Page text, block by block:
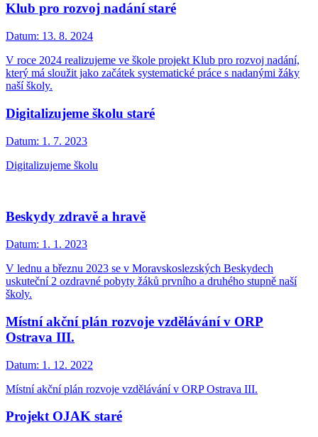
Klub pro rozvoj nadání staré
Datum: 13. 8. 2024
V roce 2024 realizujeme ve škole projekt Klub pro rozvoj nadání,
který má sloužit jako začátek systematické práce s nadanými žáky
naší školy.
Digitalizujeme školu staré
Datum: 1. 7. 2023
Digitalizujeme školu
Beskydy zdravě a hravě
Datum: 1. 1. 2023
V lednu a březnu 2023 se v Moravskoslezských Beskydech
uskuteční 2 ozdravné pobyty žáků prvního a druhého stupně naší
školy.
Místní akční plán rozvoje vzdělávání v ORP
Ostrava III.
Datum: 1. 12. 2022
Místní akční plán rozvoje vzdělávání v ORP Ostrava III.
Projekt OJAK staré